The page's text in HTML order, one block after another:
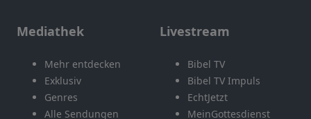
Mediathek
Mehr entdecken
Exklusiv
Genres
Alle Sendungen
Livestream
Bibel TV
Bibel TV Impuls
EchtJetzt
MeinGottesdienst